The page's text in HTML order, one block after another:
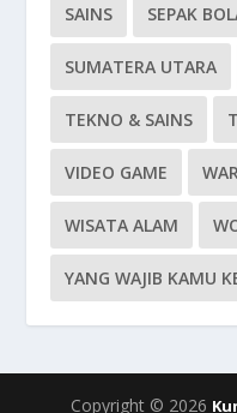
SAINS SEPAK
SUMATERA UTARA
TEKNO & SAINS
VIDEO GAME
WISATA ALAM
YANG WAJIB KAMU
Copyright © 2026